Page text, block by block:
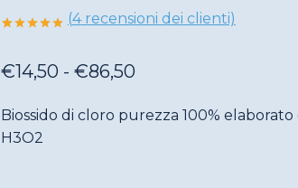
su base di
recensioni
(4recensioni dei clienti)
€14,50 - €86,50Fascia
Biossido di cloro purezza 100%
H3O2